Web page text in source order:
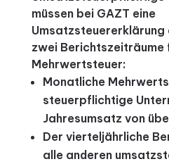
müssen bei GAZT eine
Umsatzsteuererklärung
zwei Berichtszeiträume
Mehrwertsteuer:
Monatliche
steuerpflichtige
Jahresumsatz von
Der vierteljährliche
alle anderen